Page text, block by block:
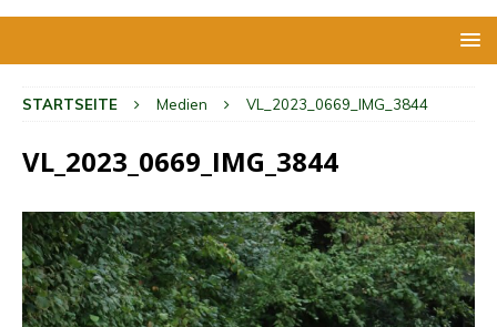
STARTSEITE Medien VL_2023_0669_IMG_3844
VL_2023_0669_IMG_3844